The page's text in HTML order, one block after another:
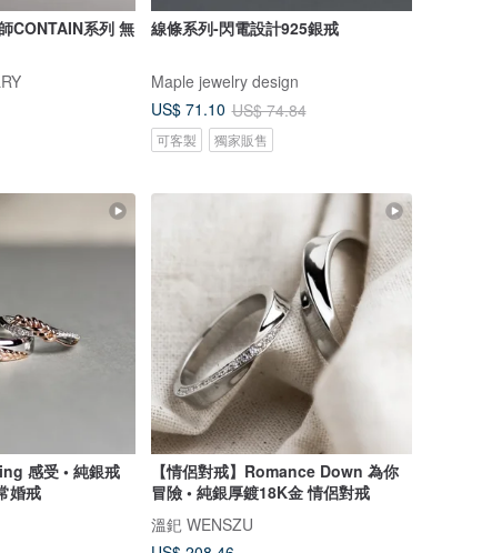
CONTAIN系列 無
線條系列-閃電設計925銀戒
Maple jewelry design
US$ 71.10 US$ 74.84
可客製 獨家販售
感受 • 純銀戒
婚戒
【情侶對戒】Romance Down 為你
冒險 • 純銀厚鍍18K金 情侶對戒
溫釲 WENSZU